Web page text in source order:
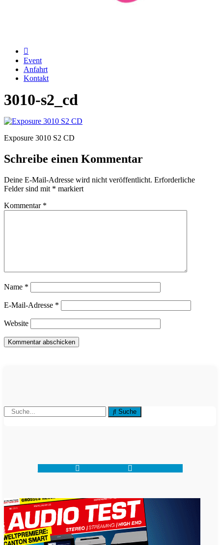
Event
Anfahrt
Kontakt
3010-s2_cd
Exposure 3010 S2 CD
Schreibe einen Kommentar
Deine E-Mail-Adresse wird nicht veröffentlicht. Erforderliche
Felder sind mit * markiert
Kommentar *
Name *
E-Mail-Adresse *
Website
Suche